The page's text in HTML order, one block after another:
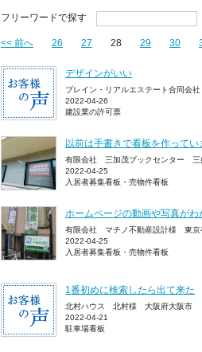
フリーワードで探す
<< 前へ 26 27 28 29 30
デザインがいい
ブレイン・リアルエステート合同
2022-04-26
建設業の許可票
以前は手書きで看板を作って
有限会社 三加茂ブックセンター
2022-04-25
入居者募集看板・売物件看板
ホームページの動画や写真が
有限会社 マチノ不動産設計様 東京
2022-04-25
入居者募集看板・売物件看板
1番初めに検索したら出て来た
北村ハウス 北村様 大阪府大阪市
2022-04-21
駐車場看板